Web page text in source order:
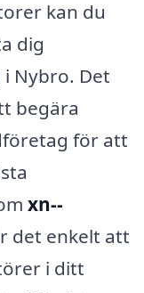
kan du
dig
Nybro. Det
begära
för att
xn--
det enkelt att
i ditt